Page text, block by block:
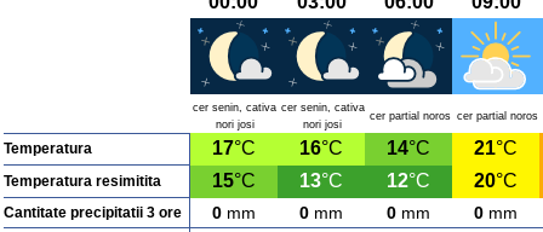
cer senin, cativa
nori josi
cer senin, cativa
nori josi
cer partial noros cer partial noros
Temperatura 17°C 16°C 14°C 21°C
Temperatura resimitita 15°C 13°C 12°C 20°C
Cantitate precipitatii 3 ore 0 mm 0 mm 0 mm 0 mm